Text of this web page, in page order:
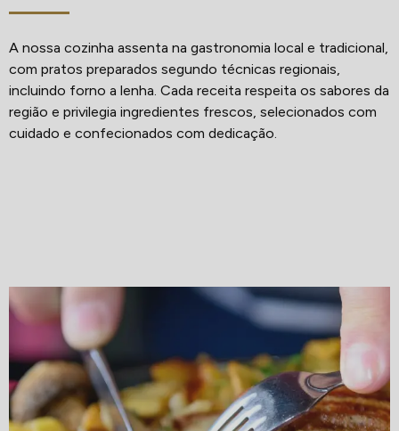
A nossa cozinha assenta na gastronomia local e tradicional,
com pratos preparados segundo técnicas regionais,
incluindo forno a lenha. Cada receita respeita os sabores da
região e privilegia ingredientes frescos, selecionados com
cuidado e confecionados com dedicação.